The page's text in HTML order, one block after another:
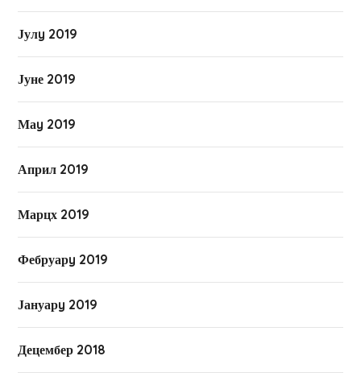
Јулy 2019
Јуне 2019
Маy 2019
Април 2019
Марцх 2019
Фебруарy 2019
Јануарy 2019
Децембер 2018